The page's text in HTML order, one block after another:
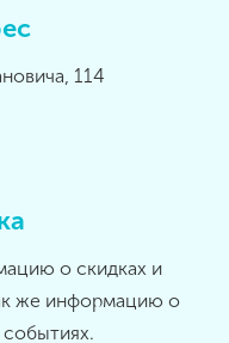
114
о скидках и
же информацию о